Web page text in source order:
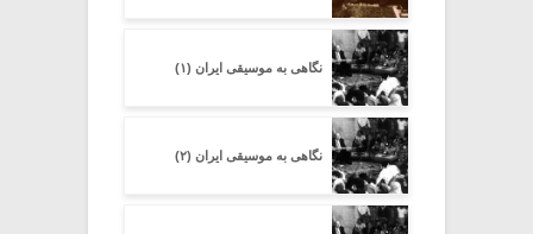
نگاهی به موسیقی ایران (۱)
نگاهی به موسیقی ایران (۲)